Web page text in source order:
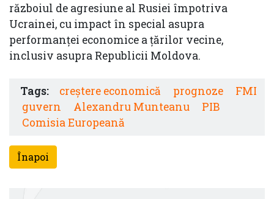
războiul de agresiune al Rusiei împotriva
Ucrainei, cu impact în special asupra
performanţei economice a ţărilor vecine,
inclusiv asupra Republicii Moldova.
Tags: creștere economică prognoze
FMI
guvern
Alexandru Munteanu
PIB
Comisia Europeană
Înapoi